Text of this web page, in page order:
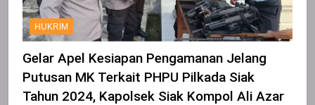
HUKRIM
Gelar Apel Kesiapan Pengamanan Jelang
Putusan MK Terkait PHPU Pilkada Siak
Tahun 2024, Kapolsek Siak Kompol Ali Azar